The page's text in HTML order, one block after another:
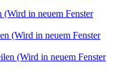
in neuem Fenster
(Wird in neuem Fenster
(Wird in neuem Fenster